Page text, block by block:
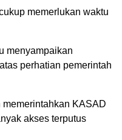
memerlukan waktu
menyampaikan
perhatian pemerintah
KASAD
akses terputus